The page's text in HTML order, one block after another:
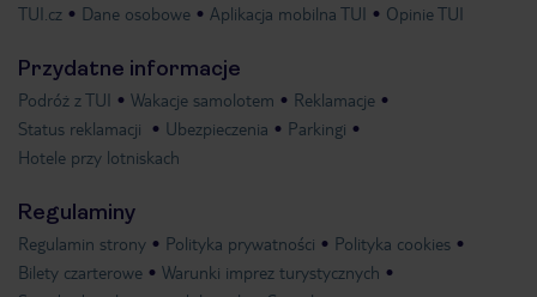
TUI.cz
Dane osobowe Aplikacja mobilna TUI Opinie TUI
Przydatne informacje
Podróż z TUI Wakacje samolotem
Reklamacje
Status reklamacji
Ubezpieczenia
Parkingi
Hotele przy lotniskach
Regulaminy
Regulamin strony Polityka prywatności
Polityka cookies
Bilety czarterowe
Warunki imprez turystycznych